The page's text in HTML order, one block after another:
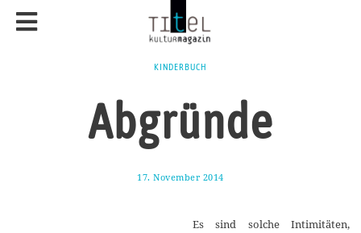
KINDERBUCH
Abgründe
17. November 2014
u
Es sind solche Intimitäten,